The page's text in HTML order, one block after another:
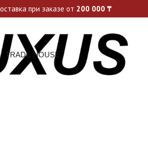
каждую неделю, не пропусти
TRADE HOUSE
при заказе от 200 000 ₸